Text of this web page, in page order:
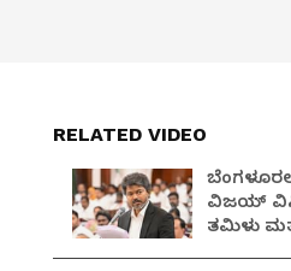
RELATED VIDEO
ವಿಜಯ್
ತಮಿಳು